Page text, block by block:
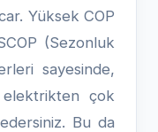
Yüksek COP
(Sezonluk
sayesinde,
elektrikten çok
Bu da